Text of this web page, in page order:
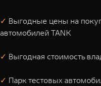
✓ Выгодные цены на
автомобилей TANK
✓ Выгодная стоимость
✓ Парк тестовых